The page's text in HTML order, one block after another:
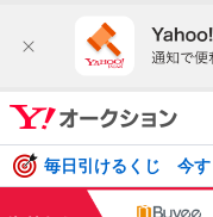
毎日引けるくじ 今す